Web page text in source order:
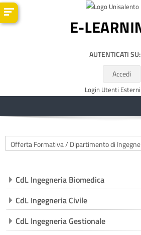
Vai al contenuto principale
AUTENTICATI SU:
Accedi
Login Utenti Esterni
RISORSE UTILI
ITALIANO ‎(IT)‎
Cerca
Categorie di corso
CdL Ingegneria Biomedica
CdL Ingegneria Civile
CdL Ingegneria Gestionale